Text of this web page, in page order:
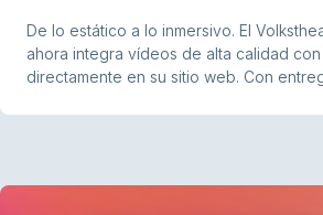
De lo estático a lo inmersivo. El
ahora integra vídeos de alta calidad
directamente en su sitio web. Con